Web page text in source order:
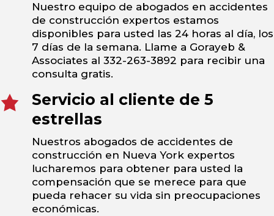
Nuestro equipo de abogados en accidentes
de construcción expertos estamos
disponibles para usted las 24 horas al día, los
7 días de la semana. Llame a Gorayeb &
Associates al 332-263-3892 para recibir una
consulta gratis.
Servicio al cliente de 5
estrellas
Nuestros abogados de accidentes de
construcción en Nueva York expertos
lucharemos para obtener para usted la
compensación que se merece para que
pueda rehacer su vida sin preocupaciones
económicas.